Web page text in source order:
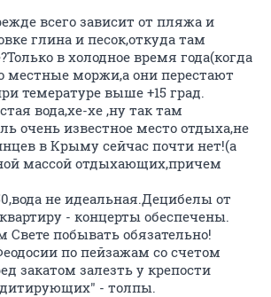
всего зависит от пляжа и
глина и песок,откуда там
в холодное время года(когда
местные моржи,а они перестают
темературе выше +15 град.
вода,хе-хе ,ну так там
очень известное место отдыха,не
в Крыму сейчас почти нет!(а
массой отдыхающих,причем
не идеальная.Децибелы от
- концерты обеспечены.
Свете побывать обязательно!
по пейзажам со счетом
закатом залезть у крепости
- толпы.